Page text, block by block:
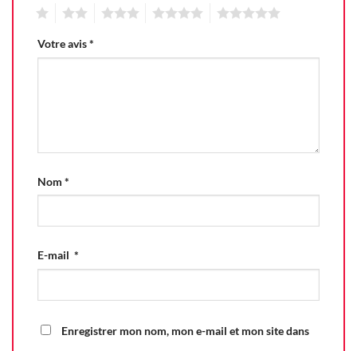
Votre avis*
Nom *
E-mail *
Enregistrer mon nom, mon e-mail et mon site dans